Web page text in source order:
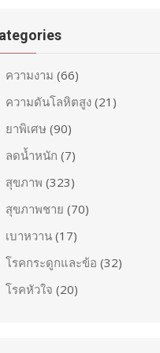
ความงาม (66)
ความดันโลหิตสูง (21)
ยาพิเศษ (90)
ลดน้ำหนัก (7)
สุขภาพ (323)
สุขภาพชาย (70)
เบาหวาน (17)
โรคกระดูกและข้อ (32)
โรคหัวใจ (20)